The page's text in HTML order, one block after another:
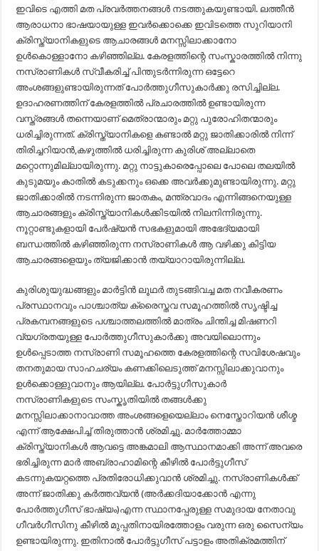
ഇവിടെ എത്തി മത പ്രവർത്തനങ്ങൾ നടത്തുകയുണ്ടായി. ലത്തീൻ
ആരാധനാ ഭാഷയായുള്ള ഇവർക്കൊക്കെ ഇവിടത്തെ സുറിയാനി
ക്രിസ്ത്യാനികളുടെ ആചാരങ്ങൾ മനസ്സിലാക്കാനോ
ഉൾകൊള്ളാനോ കഴിഞ്ഞില്ല. കേരളത്തിന്റെ സംസ്കാരത്തിൽ നിന്നു
നസ്രാണികൾ സ്വീകരിച്ച് പിന്തുടർന്നിരുന്ന ഒട്ടേറെ
അംശങ്ങളുണ്ടായിരുന്നത് പോർത്തുഗീസുകാർക്കു രസിച്ചില്ല.
ഉദാഹരണത്തിന്‌ കേരളത്തിൽ പ്രചാരത്തിൽ ഉണ്ടായിരുന്ന
വസ്ത്രങ്ങൾ തന്നെയാണ്‌ മെത്രാന്മാരും മറ്റു പുരോഹിതന്മാരും
ധരിച്ചിരുന്നത്‌. ക്രിസ്ത്യാനികളെ കണ്ടാൽ മറ്റു ജാതിക്കാരിൽ നിന്ന്
തിരിച്ചറിയാൻ,കഴുത്തിൽ ധരിച്ചിരുന്ന കുരിശ് അല്ലാതെ
മറ്റൊന്നുമില്ലായിരുന്നു. മറ്റു നാട്ടുകാരെപ്പോലെ പോലെ തലയിൽ
കുടുമയും കാതിൽ കടുക്കനും ഒക്കെ അവർക്കുമുണ്ടായിരുന്നു. മറ്റു
ജാതിക്കാരിൽ നടന്നിരുന്ന ജാതകം, മന്ത്രവാദം എന്നിങ്ങനെയുള്ള
ആചാരങ്ങളും ക്രിസ്ത്യാനികൾക്കിടയിൽ നിലനിന്നിരുന്നു.
നൂറ്റാണ്ടുകളായി പേർഷ്യൻ സഭകളുമായി അഭേദ്യമായി
ബന്ധത്തിൽ കഴിഞ്ഞിരുന്ന നസ്രാണികൾ ആ വഴിക്കു കിട്ടിയ
ആചാരങ്ങളെയും ത്യജിക്കാൻ തയ്യാറായിരുന്നില്ല.
കുരിശുയുദ്ധങ്ങളും മാർട്ടിൻ ലൂഥർ തുടങ്ങിവച്ച മത നവീകരണം
പ്രസ്ഥാനവും പാശ്ചാത്യ ക്രൈസ്തവ സമൂഹത്തിൽ സൃഷ്ടിച്ച
പ്രകമ്പനങ്ങളുടെ പശ്ചാത്തലത്തിൽ മാത്രം ചിന്തിച്ച മിഷണറി
വ്യഗ്രതയുള്ള പോർത്തുഗീസുകാർക്കു അവയിലൊന്നും
ഉൾപ്പെടാത്ത നസ്രാണി സമൂഹത്തെ കേരളത്തിന്റെ സവിശേഷവും
തനതുമായ സാഹചര്യം കണക്കിലെടുത്ത് മനസ്സിലാക്കുവാനും
ഉൾക്കൊള്ളുവാനും ആയില്ല. പോർട്ടുഗീസുകാർ
നസ്രാണികളുടെ സംസ്കൃതിയിൽ തങ്ങൾക്കു
മനസ്സിലാക്കാനാവാത്ത അംശങ്ങളെയെല്ലാം നെസ്തോറിയൻ ശീശ്മ
എന്ന് ആക്ഷേപിച്ച്‌ തിരുത്താൻ ശ്രമിച്ചു. മാർത്തോമ്മാ
ക്രിസ്ത്യാനികൾ ആവട്ടെ അങ്കമാലി ആസ്ഥാനമാക്കി അന്ന് അവരെ
ഭരിച്ചിരുന്ന മാർ അബ്രാഹാമിന്റെ കീഴിൽ പോർട്ടുഗീസ്
കടന്നുകയറ്റത്തെ പ്രതിരോധിക്കുവാൻ ശ്രമിച്ചു. നസ്രാണികൾക്ക്
അന്ന് ജാതിക്കു കർത്തവ്യൻ (അർക്കദിയാക്കോൻ എന്നു
പോർത്തുഗീസ് ഭാഷ്യം)എന്ന സ്ഥാനപ്പേരുള്ള സമുദായ നേതാവു
ഗീവർഗീസിനു കീഴിൽ മുപ്പതിനായിരത്തോളം വരുന്ന ഒരു സൈന്യം
ഉണ്ടായിരുന്നു. ഇതിനാൽ പോർട്ടുഗീസ്‌ പട്ടാളം അതിക്രമത്തിന്‌